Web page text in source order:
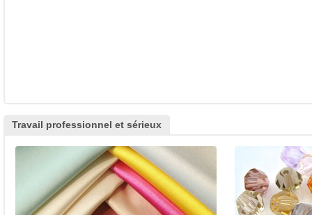
Travail professionnel et sérieux